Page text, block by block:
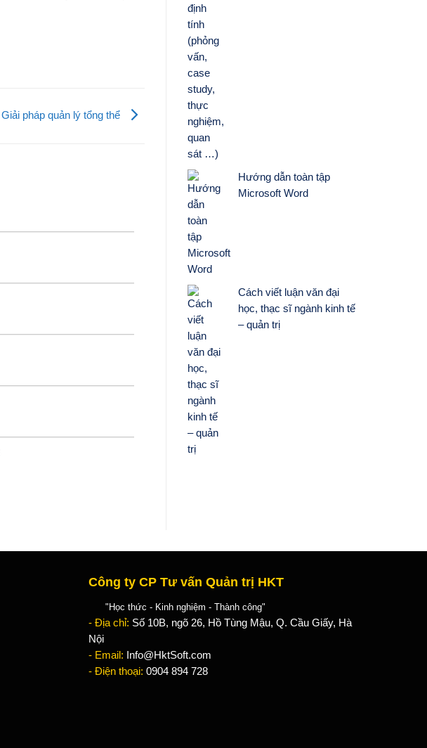
Giải pháp quản lý tổng thể
Hướng dẫn toàn tập
Microsoft Word
Cách viết luận văn đại
học, thạc sĩ ngành kinh tế
– quản trị
Công ty CP Tư vấn Quản trị HKT
"Học thức - Kinh nghiệm - Thành công"
- Địa chỉ: Số 10B, ngõ 26, Hồ Tùng Mậu, Q. Cầu Giấy, Hà
Nội
- Email: Info@HktSoft.com
- Điện thoại: 0904 894 728